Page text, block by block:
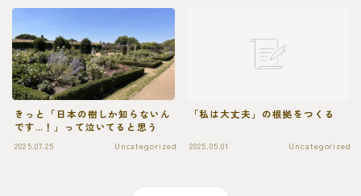
きっと「日本の樹しか知らないん
です…！」って泣いてると思う
2025.07.25 Uncategorized
「私は大丈夫」の根拠をつくる
2025.05.01 Uncategorized